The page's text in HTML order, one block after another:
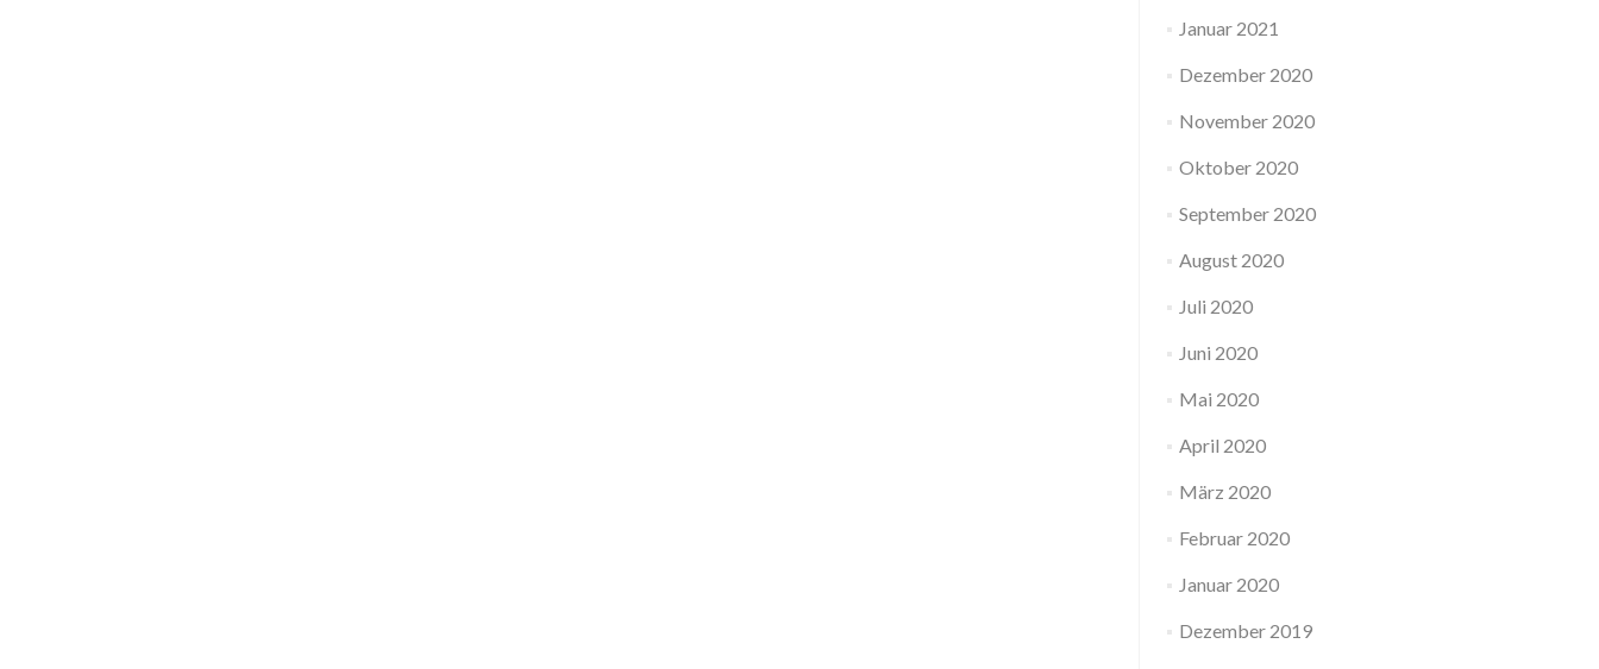
Januar 2021
Dezember 2020
November 2020
Oktober 2020
September 2020
August 2020
Juli 2020
Juni 2020
Mai 2020
April 2020
März 2020
Februar 2020
Januar 2020
Dezember 2019